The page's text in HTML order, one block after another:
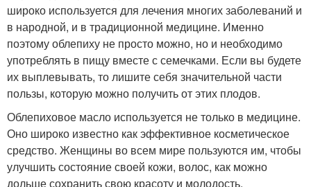
широко используется для лечения многих заболеваний и
в народной, и в традиционной медицине. Именно
поэтому облепиху не просто можно, но и необходимо
употреблять в пищу вместе с семечками. Если вы будете
их выплевывать, то лишите себя значительной части
пользы, которую можно получить от этих плодов.
Облепиховое масло используется не только в медицине.
Оно широко известно как эффективное косметическое
средство. Женщины во всем мире пользуются им, чтобы
улучшить состояние своей кожи, волос, как можно
дольше сохранить свою красоту и молодость.